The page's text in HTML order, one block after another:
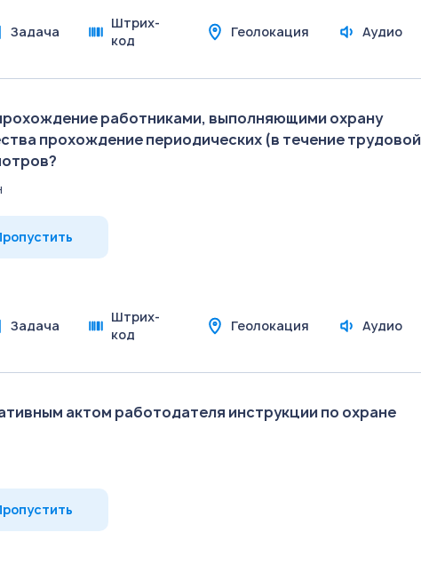
Задача
Штрих-
код
Геолокация Аудио
работниками, выполняющими охрану
прохождение периодических (в течение трудовой
Задача
Штрих-
код
Геолокация Аудио
актом работодателя инструкции по охране